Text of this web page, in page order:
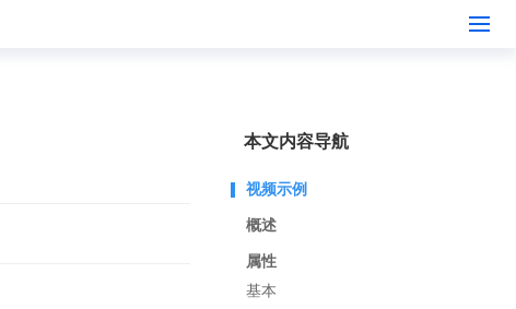
本文内容导航
视频示例
概述
属性
基本